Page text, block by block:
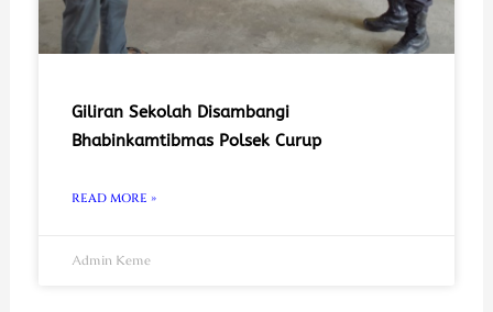
Giliran Sekolah Disambangi
Bhabinkamtibmas Polsek Curup
READ MORE »
Admin Keme